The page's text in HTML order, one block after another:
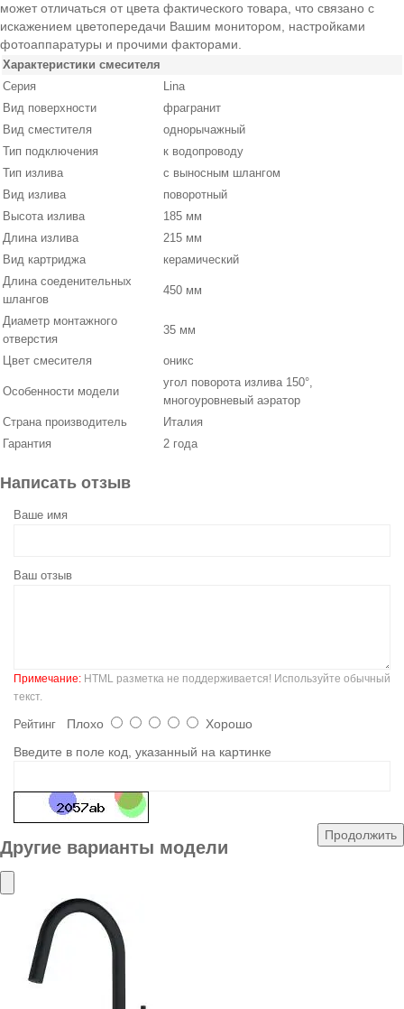
может отличаться от цвета фактического товара, что связано с
искажением цветопередачи Вашим монитором, настройками
фотоаппаратуры и прочими факторами.
Характеристики смесителя
Серия
Lina
Вид поверхности
фрагранит
Вид сместителя
однорычажный
Тип подключения
к водопроводу
Тип излива
с выносным шлангом
Вид излива
поворотный
Высота излива
185 мм
Длина излива
215 мм
Вид картриджа
керамический
Длина соеденительных
шлангов
450 мм
Диаметр монтажного
отверстия
35 мм
Цвет смесителя оникс
Особенности модели
угол поворота излива 150°,
многоуровневый аэратор
Страна производитель
Италия
Гарантия
2 года
Написать отзыв
Ваше имя
Ваш отзыв
Примечание: HTML разметка не поддерживается! Используйте обычный
текст.
Рейтинг Плохо
Хорошо
Введите в поле код, указанный на картинке
Продолжить
Другие варианты модели